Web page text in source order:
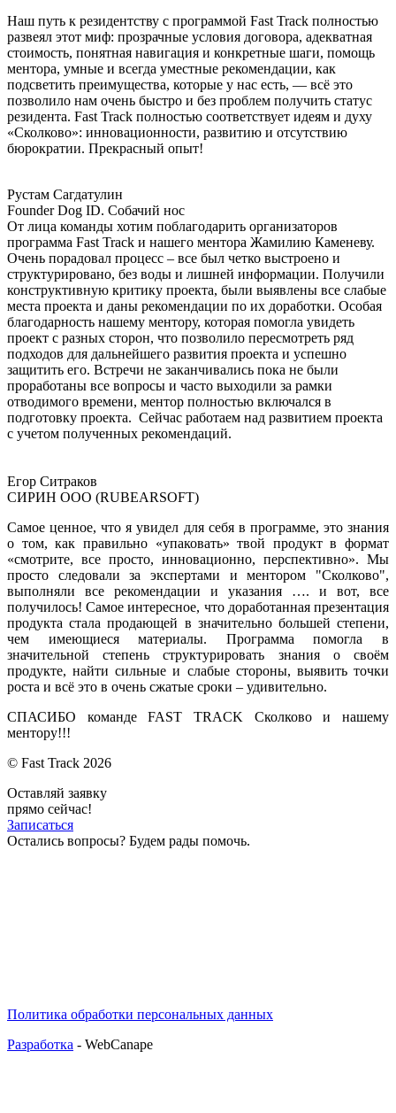
Наш путь к резидентству с программой Fast Track полностью
развеял этот миф: прозрачные условия договора, адекватная
стоимость, понятная навигация и конкретные шаги, помощь
ментора, умные и всегда уместные рекомендации, как
подсветить преимущества, которые у нас есть, — всё это
позволило нам очень быстро и без проблем получить статус
резидента. Fast Track полностью соответствует идеям и духу
«Сколково»: инновационности, развитию и отсутствию
бюрократии. Прекрасный опыт!
Рустам Сагдатулин
Founder Dog ID. Собачий нос
От лица команды хотим поблагодарить организаторов
программа Fast Track и нашего ментора Жамилию Каменеву.
Очень порадовал процесс – все был четко выстроено и
структурировано, без воды и лишней информации. Получили
конструктивную критику проекта, были выявлены все слабые
места проекта и даны рекомендации по их доработки. Особая
благодарность нашему ментору, которая помогла увидеть
проект с разных сторон, что позволило пересмотреть ряд
подходов для дальнейшего развития проекта и успешно
защитить его. Встречи не заканчивались пока не были
проработаны все вопросы и часто выходили за рамки
отводимого времени, ментор полностью включался в
подготовку проекта. Сейчас работаем над развитием проекта
с учетом полученных рекомендаций.
Егор Ситраков
СИРИН ООО (RUBEARSOFT)
Самое ценное, что я увидел для себя в программе, это знания
о том, как правильно «упаковать» твой продукт в формат
«смотрите, все просто, инновационно, перспективно». Мы
просто следовали за экспертами и ментором "Сколково",
выполняли все рекомендации и указания …. и вот, все
получилось! Самое интересное, что доработанная презентация
продукта стала продающей в значительно большей степени,
чем имеющиеся материалы. Программа помогла в
значительной степень структурировать знания о своём
продукте, найти сильные и слабые стороны, выявить точки
роста и всё это в очень сжатые сроки – удивительно.
СПАСИБО команде FAST TRACK Сколково и нашему
ментору!!!
© Fast Track 2026
Оставляй заявку
прямо сейчас!
Записаться
Остались вопросы? Будем рады помочь.
Политика обработки персональных данных
Разработка - WebCanape